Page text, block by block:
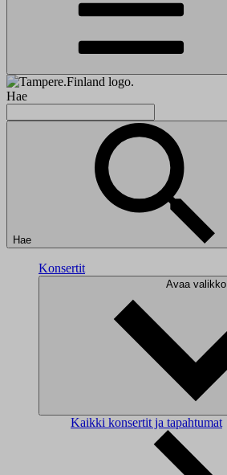
Hae
Hae
Konsertit
Avaa valikko
Kaikki konsertit ja tapahtumat